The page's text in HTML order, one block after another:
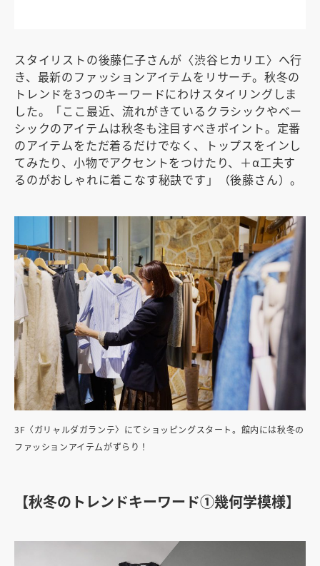
スタイリストの後藤仁子さんが〈渋谷ヒカリエ〉へ行
き、最新のファッションアイテムをリサーチ。秋冬の
トレンドを3つのキーワードにわけスタイリングしま
した。「ここ最近、流れがきているクラシックやベー
シックのアイテムは秋冬も注目すべきポイント。定番
のアイテムをただ着るだけでなく、トップスをインし
てみたり、小物でアクセントをつけたり、＋α工夫す
るのがおしゃれに着こなす秘訣です」（後藤さん）。
3F〈ガリャルダガランテ〉にてショッピングスタート。館内には秋冬の
ファッションアイテムがずらり！
【秋冬のトレンドキーワード①幾何学模様】